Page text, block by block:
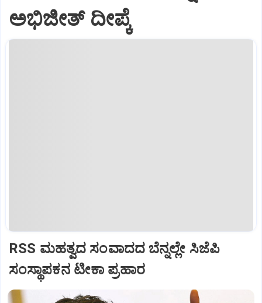
ಅಭಿಜೀತ್ ದೀಪ್ಕೆ
RSS ಮಹತ್ವದ ಸಂವಾದದ ಬೆನ್ನಲ್ಲೇ ಸಿಜೆಪಿ
ಸಂಸ್ಥಾಪಕನ ಟೀಕಾ ಪ್ರಹಾರ